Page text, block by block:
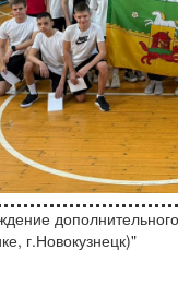
г.Новокузнецк)"